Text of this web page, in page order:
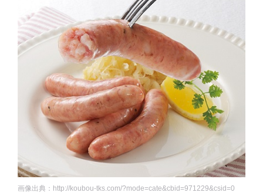
画像出典：http://koubou-tks.com/?mode=cate&cbid=971229&csid=0